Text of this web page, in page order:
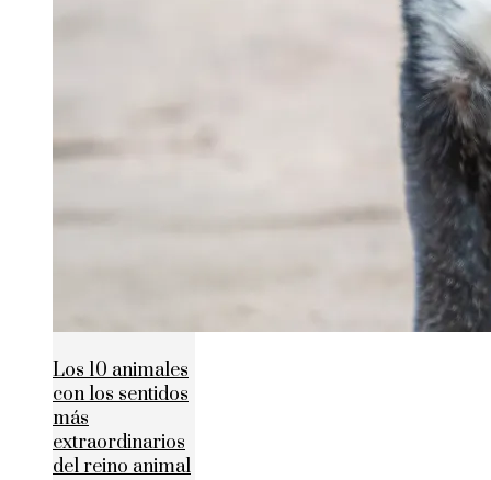
Los 10 animales
con los sentidos
más
extraordinarios
del reino animal